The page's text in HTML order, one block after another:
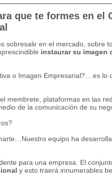
que te formes en el
sobresalir en el mercado, sobre
instaurar su imagen
o Imagen Empresarial?... es lo
membrete, plataformas en las
de la comunicación de su
equipo ha
para una empresa. El
y esto traerá innumerables